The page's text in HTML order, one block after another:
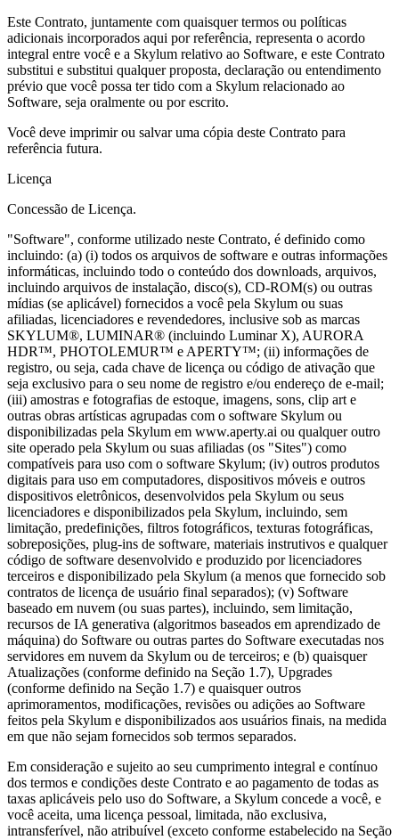
Este Contrato, juntamente com quaisquer termos ou políticas
adicionais incorporados aqui por referência, representa o acordo
integral entre você e a Skylum relativo ao Software, e este Contrato
substitui e substitui qualquer proposta, declaração ou entendimento
prévio que você possa ter tido com a Skylum relacionado ao
Software, seja oralmente ou por escrito.
Você deve imprimir ou salvar uma cópia deste Contrato para
referência futura.
Licença
Concessão de Licença.
"Software", conforme utilizado neste Contrato, é definido como
incluindo: (a) (i) todos os arquivos de software e outras informações
informáticas, incluindo todo o conteúdo dos downloads, arquivos,
incluindo arquivos de instalação, disco(s), CD-ROM(s) ou outras
mídias (se aplicável) fornecidos a você pela Skylum ou suas
afiliadas, licenciadores e revendedores, inclusive sob as marcas
SKYLUM®, LUMINAR® (incluindo Luminar X), AURORA
HDR™, PHOTOLEMUR™ e APERTY™; (ii) informações de
registro, ou seja, cada chave de licença ou código de ativação que
seja exclusivo para o seu nome de registro e/ou endereço de e-mail;
(iii) amostras e fotografias de estoque, imagens, sons, clip art e
outras obras artísticas agrupadas com o software Skylum ou
disponibilizadas pela Skylum em www.aperty.ai ou qualquer outro
site operado pela Skylum ou suas afiliadas (os "Sites") como
compatíveis para uso com o software Skylum; (iv) outros produtos
digitais para uso em computadores, dispositivos móveis e outros
dispositivos eletrônicos, desenvolvidos pela Skylum ou seus
licenciadores e disponibilizados pela Skylum, incluindo, sem
limitação, predefinições, filtros fotográficos, texturas fotográficas,
sobreposições, plug-ins de software, materiais instrutivos e qualquer
código de software desenvolvido e produzido por licenciadores
terceiros e disponibilizado pela Skylum (a menos que fornecido sob
contratos de licença de usuário final separados); (v) Software
baseado em nuvem (ou suas partes), incluindo, sem limitação,
recursos de IA generativa (algoritmos baseados em aprendizado de
máquina) do Software ou outras partes do Software executadas nos
servidores em nuvem da Skylum ou de terceiros; e (b) quaisquer
Atualizações (conforme definido na Seção 1.7), Upgrades
(conforme definido na Seção 1.7) e quaisquer outros
aprimoramentos, modificações, revisões ou adições ao Software
feitos pela Skylum e disponibilizados aos usuários finais, na medida
em que não sejam fornecidos sob termos separados.
Em consideração e sujeito ao seu cumprimento integral e contínuo
dos termos e condições deste Contrato e ao pagamento de todas as
taxas aplicáveis pelo uso do Software, a Skylum concede a você, e
você aceita, uma licença pessoal, limitada, não exclusiva,
intransferível, não atribuível (exceto conforme estabelecido na Seção